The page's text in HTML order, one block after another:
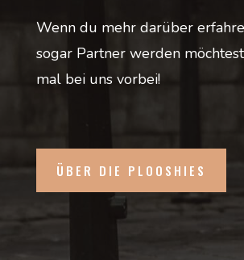
Wenn du mehr darüber
sogar Partner werden
mal bei uns vorbei!
ÜBER DIE PLOOSHIES